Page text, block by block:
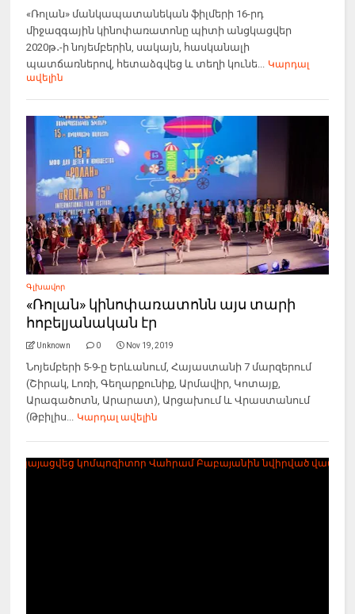
«Ռոլան» մանկապատանեկան ֆիլմերի 16-րդ
միջազգային կինոփառատոնը պիտի անցկացվեր
2020թ․-ի նոյեմբերին, սակայն, հասկանալի
պատճառներով, հետաձգվեց և տեղի կունե... Կարդալ
ավելին
Գլխավոր
«Ռոլան» կինոփառատոնն այս տարի
հոբելյանական էր
Unknown 0 Nov 19, 2019
Նոյեմբերի 5-9-ը Երևանում, Հայաստանի 7 մարզերում
(Շիրակ, Լոռի, Գեղարքունիք, Արմավիր, Կոտայք,
Արագածոտն, Արարատ), Արցախում և Վրաստանում
(Թբիլիս... Կարդալ ավելին